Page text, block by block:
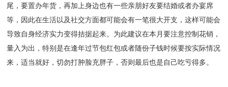
尾，要置办年货，再加上身边也有一些亲朋好友要结婚或者办宴席
等，因此在生活以及社交方面都可能会有一笔很大开支，这样可能会
导致自身经济实力变得拮据起来。为此建议在本月要注意控制花销，
量入为出，特别是在逢年过节包红包或者随份子钱时候要按实际情况
来，适当就好，切勿打肿脸充胖子，否则最后也是自己吃亏得多。